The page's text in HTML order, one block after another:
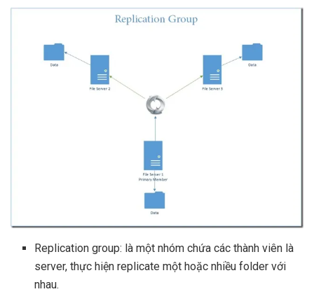
Replication group: là một nhóm chứa các thành viên là
server, thực hiện replicate một hoặc nhiều folder với
nhau.